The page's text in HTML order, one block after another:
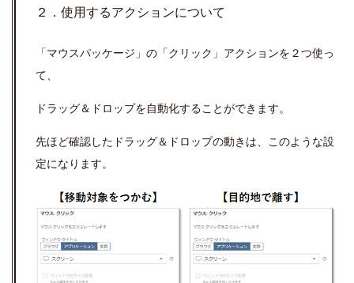
２．使用するアクションについて
「マウスパッケージ」の「クリック」アクションを２つ使っ
て、
ドラッグ＆ドロップを自動化することができます。
先ほど確認したドラッグ＆ドロップの動きは、このような設
定になります。